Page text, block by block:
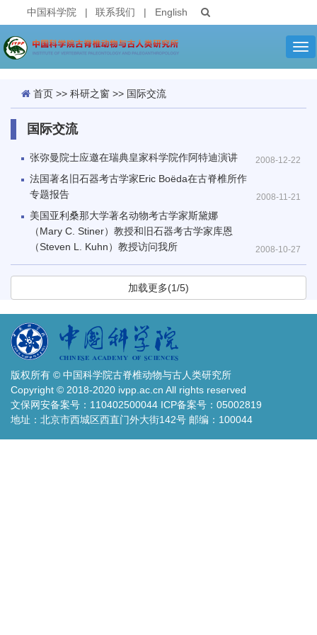
中国科学院 | 联系我们 | English
首页 >> 科研之窗 >> 国际交流
国际交流
2008-12-22
张弥曼院士应邀在瑞典皇家科学院作阿特迪演讲
2008-11-21
法国著名旧石器考古学家Eric Boëda在古脊椎所作
专题报告
2008-10-27
美国亚利桑那大学著名动物考古学家斯黛娜
（Mary C. Stiner）教授和旧石器考古学家库恩
（Steven L. Kuhn）教授访问我所
加载更多(1/5)
版权所有 © 中国科学院古脊椎动物与古人类研究所
Copyright © 2018-2020 ivpp.ac.cn All rights reserved
文保网安备案号：110402500044 ICP备案号：05002819
地址：北京市西城区西直门外大街142号 邮编：100044